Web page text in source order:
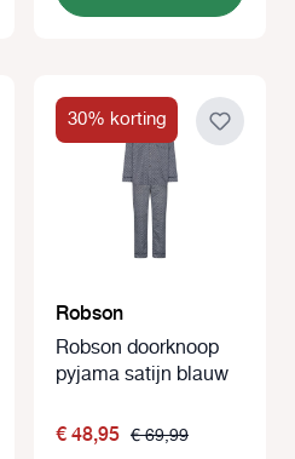
30% korting
Robson
Robson doorknoop
pyjama satijn blauw
€ 48,95 € 69,99